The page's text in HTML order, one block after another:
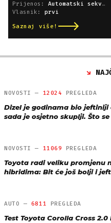
Prijenos: Automatski sekvencijski
Vlasnik: prvi
Saznaj više!
NOVOSTI — 12024 PREGLEDA
Dizel je godinama bio jeftiniji
sada je osjetno skuplji. Što
NOVOSTI — 11069 PREGLEDA
Toyota radi veliku promjenu
hibridima: Bit će još bolji i
AUTO — 6811 PREGLEDA
Test Toyota Corolla Cross 2.0